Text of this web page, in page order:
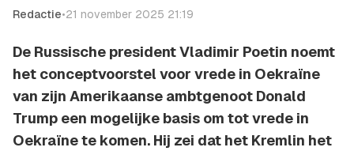
Redactie•21 november 2025 21:19
De Russische president Vladimir Poetin noemt
het conceptvoorstel voor vrede in Oekraïne
van zijn Amerikaanse ambtgenoot Donald
Trump een mogelijke basis om tot vrede in
Oekraïne te komen. Hij zei dat het Kremlin het